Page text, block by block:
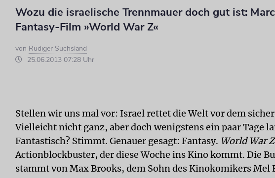
Wozu die israelische Trennmauer doch gut ist:
Fantasy-Film »World War Z«
von Rüdiger Suchsland
25.06.2013 07:28 Uhr
Stellen wir uns mal vor: Israel rettet die Welt vor dem
Vielleicht nicht ganz, aber doch wenigstens ein paar Tage
Fantastisch? Stimmt. Genauer gesagt: Fantasy. World War Z
Actionblockbuster, der diese Woche ins Kino kommt. Die
stammt von Max Brooks, dem Sohn des Kinokomikers Mel